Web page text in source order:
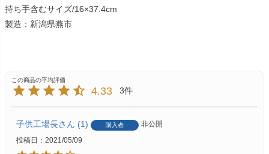
持ち手含むサイズ/16×37.4cm
製造：新潟県燕市
4.33 3
子供工場長 1 購入者
非公開
投稿日
2021/05/09